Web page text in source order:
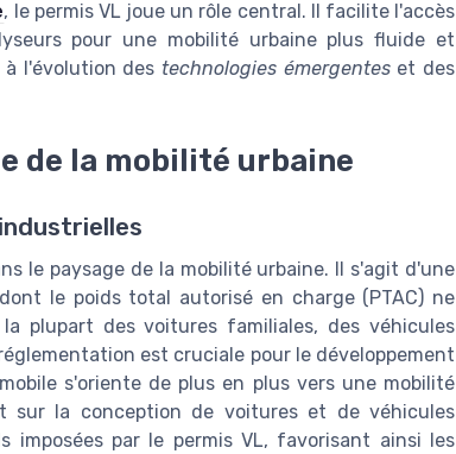
, le permis VL joue un rôle central. Il facilite l'accès
pour une mobilité urbaine plus fluide et
à l'évolution des technologies émergenteset des
de la mobilité urbaine
le paysage de la mobilité urbaine. Il s'agit d'une
le poids total autorisé en charge (PTAC) ne
plupart des voitures familiales, des véhicules
est cruciale pour le développement
s'oriente de plus en plus vers une mobilité
sur la conception de voitures et de véhicules
par le permis VL, favorisant ainsi les